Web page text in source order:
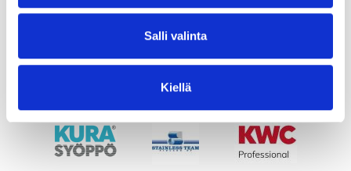
Salli valinta
Kiellä